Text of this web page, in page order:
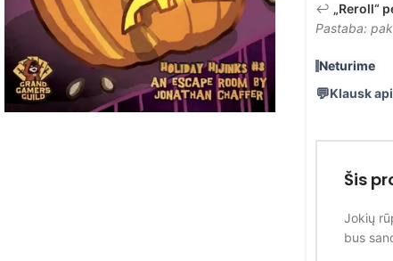
↩️ „Reroll“
Pastaba:
Neturime
Klausk
Šis
Jokių
bus